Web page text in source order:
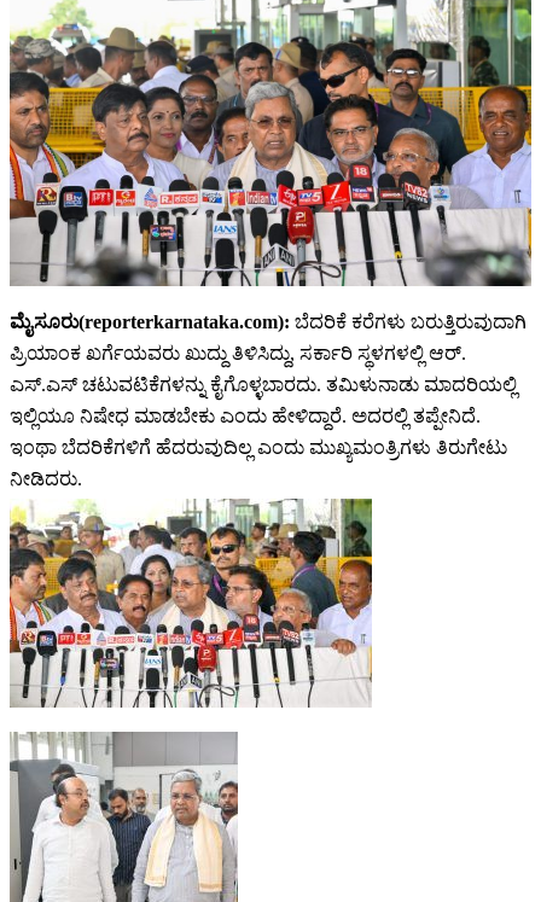
ಮೈಸೂರು(reporterkarnataka.com): ಬೆದರಿಕೆ ಕರೆಗಳು ಬರುತ್ತಿರುವುದಾಗಿ
ಪ್ರಿಯಾಂಕ ಖರ್ಗೆಯವರು ಖುದ್ದು ತಿಳಿಸಿದ್ದು, ಸರ್ಕಾರಿ ಸ್ಥಳಗಳಲ್ಲಿ ಆರ್.
ಎಸ್.ಎಸ್ ಚಟುವಟಿಕೆಗಳನ್ನು ಕೈಗೊಳ್ಳಬಾರದು. ತಮಿಳುನಾಡು ಮಾದರಿಯಲ್ಲಿ
ಇಲ್ಲಿಯೂ ನಿಷೇಧ ಮಾಡಬೇಕು ಎಂದು ಹೇಳಿದ್ದಾರೆ. ಅದರಲ್ಲಿ ತಪ್ಪೇನಿದೆ.
ಇಂಥಾ ಬೆದರಿಕೆಗಳಿಗೆ ಹೆದರುವುದಿಲ್ಲ ಎಂದು ಮುಖ್ಯಮಂತ್ರಿಗಳು ತಿರುಗೇಟು
ನೀಡಿದರು.